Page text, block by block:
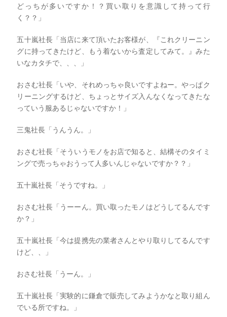
どっちが多いですか！？買い取りを意識して持って行
く？？」
五十嵐社長「当店に来て頂いたお客様が、『これクリーニン
グに持ってきたけど、もう着ないから査定してみて。』みた
いなカタチで、、、」
おさむ社長「いや、それめっちゃ良いですよねー。やっぱク
リーニングするけど、ちょっとサイズ入んなくなってきたな
っていう服あるじゃないですか！」
三鬼社長「うんうん。」
おさむ社長「そういうモノをお店で知ると、結構そのタイミ
ングで売っちゃおうって人多いんじゃないですか？？」
五十嵐社長「そうですね。」
おさむ社長「うーーん。買い取ったモノはどうしてるんです
か？」
五十嵐社長「今は提携先の業者さんとやり取りしてるんです
けど、、」
おさむ社長「うーん。」
五十嵐社長「実験的に鎌倉で販売してみようかなと取り組ん
でいる所ですね。」